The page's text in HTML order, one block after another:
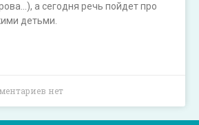
а сегодня речь пойдет про
детьми.
нет